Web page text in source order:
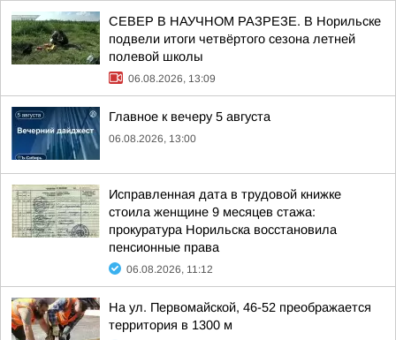
СЕВЕР В НАУЧНОМ РАЗРЕЗЕ. В Норильске
подвели итоги четвёртого сезона летней
полевой школы
06.08.2026, 13:09
Главное к вечеру 5 августа
06.08.2026, 13:00
Исправленная дата в трудовой книжке
стоила женщине 9 месяцев стажа:
прокуратура Норильска восстановила
пенсионные права
06.08.2026, 11:12
На ул. Первомайской, 46-52 преображается
территория в 1300 м